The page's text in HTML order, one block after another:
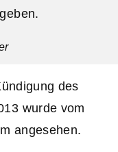
des
wurde vom
angesehen.